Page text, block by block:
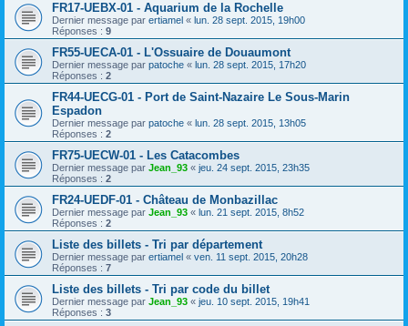
FR17-UEBX-01 - Aquarium de la Rochelle
Dernier message par ertiamel « lun. 28 sept. 2015, 19h00
Réponses : 9
FR55-UECA-01 - L'Ossuaire de Douaumont
Dernier message par patoche « lun. 28 sept. 2015, 17h20
Réponses : 2
FR44-UECG-01 - Port de Saint-Nazaire Le Sous-Marin
Espadon
Dernier message par patoche « lun. 28 sept. 2015, 13h05
Réponses : 2
FR75-UECW-01 - Les Catacombes
Dernier message par Jean_93 « jeu. 24 sept. 2015, 23h35
Réponses : 2
FR24-UEDF-01 - Château de Monbazillac
Dernier message par Jean_93 « lun. 21 sept. 2015, 8h52
Réponses : 2
Liste des billets - Tri par département
Dernier message par ertiamel « ven. 11 sept. 2015, 20h28
Réponses : 7
Liste des billets - Tri par code du billet
Dernier message par Jean_93 « jeu. 10 sept. 2015, 19h41
Réponses : 3